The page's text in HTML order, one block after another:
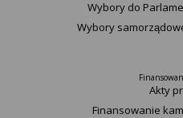
Wybory do
Wybory
Akty
Finansowanie